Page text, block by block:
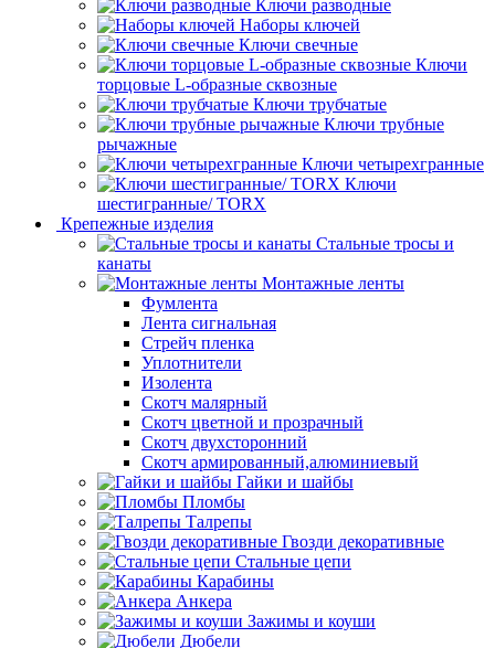
Ключи разводные
Наборы ключей
Ключи свечные
Ключи
торцовые L-образные сквозные
Ключи трубчатые
Ключи трубные
рычажные
Ключи четырехгранные
Ключи
шестигранные/ TORX
Крепежные изделия
Стальные тросы и
канаты
Монтажные ленты
Фумлента
Лента сигнальная
Стрейч пленка
Уплотнители
Изолента
Скотч малярный
Скотч цветной и прозрачный
Скотч двухсторонний
Скотч армированный,алюминиевый
Гайки и шайбы
Пломбы
Талрепы
Гвозди декоративные
Стальные цепи
Карабины
Анкера
Зажимы и коуши
Дюбели